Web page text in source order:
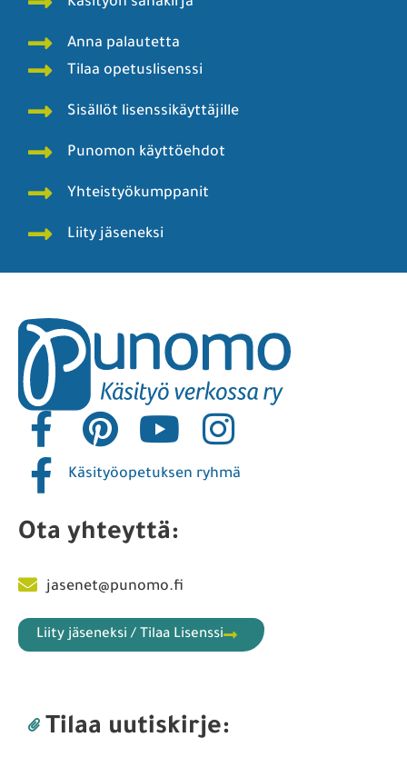
Anna palautetta
Tilaa opetuslisenssi
Sisällöt lisenssikäyttäjille
Punomon käyttöehdot
Yhteistyökumppanit
Liity jäseneksi
Käsityöopetuksen ryhmä
Ota yhteyttä:
jasenet@punomo.fi
Liity jäseneksi / Tilaa Lisenssi
Tilaa uutiskirje: